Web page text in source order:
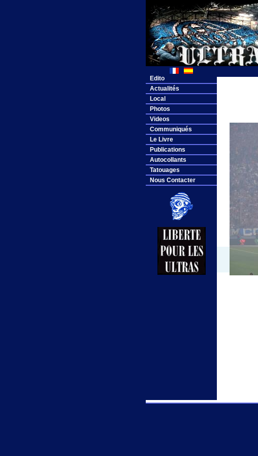
Edito
Actualités
Local
Photos
Videos
Communiqués
Le Livre
Publications
Autocollants
Tatouages
Nous Contacter